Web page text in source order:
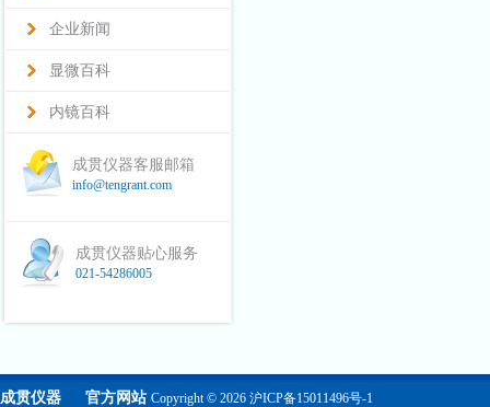
企业新闻
显微百科
内镜百科
成贯仪器客服邮箱
info@tengrant.com
成贯仪器贴心服务
021-54286005
成贯仪器 官方网站 Copyright © 2026 沪ICP备15011496号-1